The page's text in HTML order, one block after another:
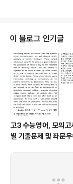
줄 알아야 올바른 구문 분
해석의 파란색은 주절의
색은 형용사절, 갈색은 부
것입니다. 분석과 해석을
의 지문만 파일을 통해
구분하여 학..
이 블로그 인기글
고3 수능영어, 모의고
별 기출문제 및 좌문